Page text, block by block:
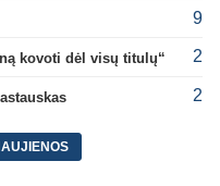
9
kovoti dėl visų titulų“ 2
2